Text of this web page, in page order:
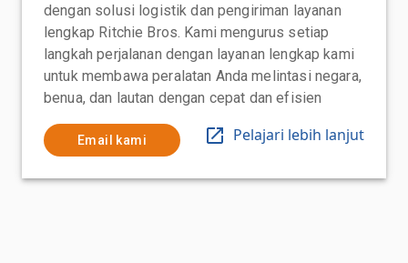
dengan solusi logistik dan pengiriman layanan
lengkap Ritchie Bros. Kami mengurus setiap
langkah perjalanan dengan layanan lengkap kami
untuk membawa peralatan Anda melintasi negara,
benua, dan lautan dengan cepat dan efisien
Email kami Pelajari lebih lanjut